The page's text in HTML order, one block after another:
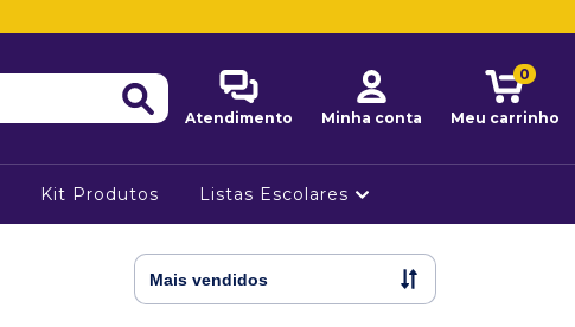
Atendimento Minha conta Meu carrinho
0
Kit Produtos Listas Escolares